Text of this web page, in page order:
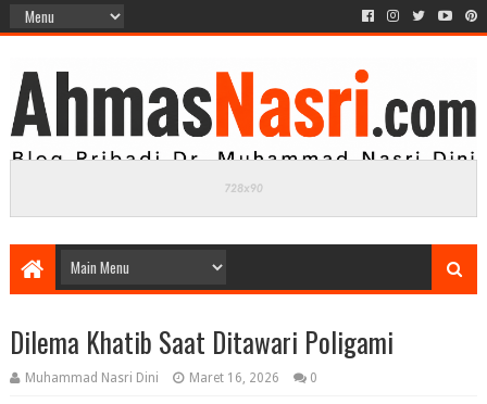
Dilema Khatib Saat Ditawari Poligami
Muhammad Nasri Dini Maret 16, 2026 0